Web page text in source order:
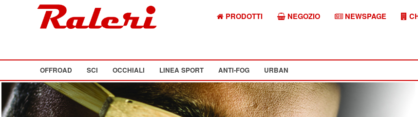
PRODOTTI NEGOZIO NEWSPAGE
OFFROAD SCI OCCHIALI LINEA SPORT ANTI-FOG URBAN